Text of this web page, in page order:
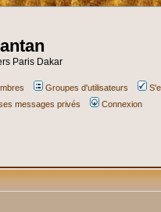
Paris Dakar
Groupes d'utilisateurs
messages privés Connexion